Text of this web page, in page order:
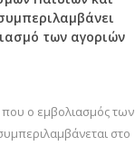
των αγοριών
που ο εμβολιασμός των
στο